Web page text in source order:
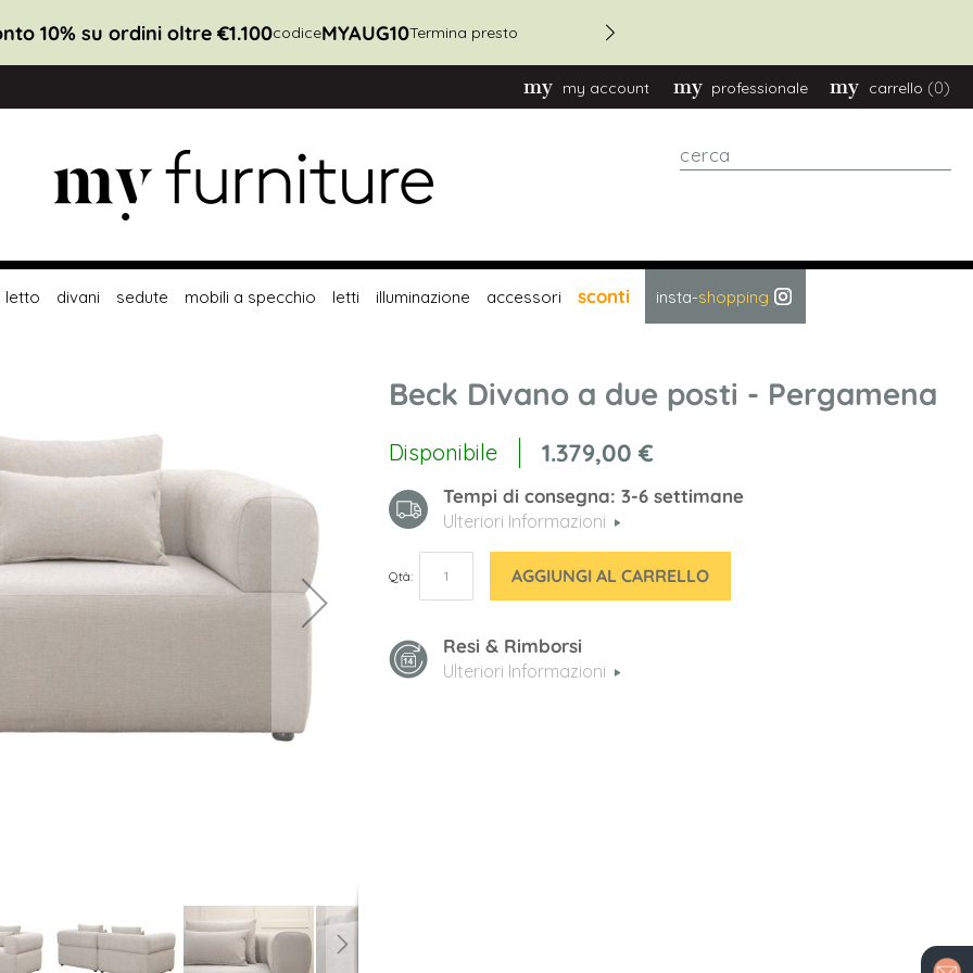
10% su ordini oltre €1.100codiceMYAUG10Termina presto
my account professionale carrello (0)
cerca
letto divani sedute mobili a specchio letti illuminazione accessori sconti insta-shopping
Beck Divano a due posti - Pergamena
Disponibile 1.379,00 €
Tempi di consegna: 3-6 settimane
Ulteriori Informazioni
Qtà AGGIUNGI AL CARRELLO
Resi & Rimborsi
Ulteriori Informazioni